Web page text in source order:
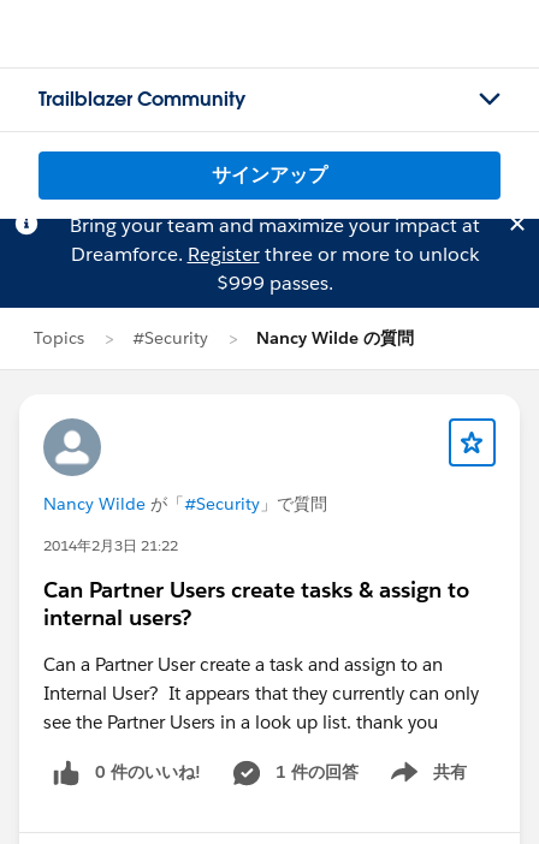
Trailblazer Community
サインアップ
Bring your team and maximize your impact at
Dreamforce. Registerthree or more to unlock
$999 passes.
Topics #Security Nancy Wilde の質問
Nancy Wilde が「#Security 」で質問
2014年2月3日 21:22
Can Partner Users create tasks & assign to
internal users?
Can a Partner User create a task and assign to an
Internal User? It appears that they currently can only
see the Partner Users in a look up list. thank you
0 件のいいね! 1 件の回答 共有
Show menu